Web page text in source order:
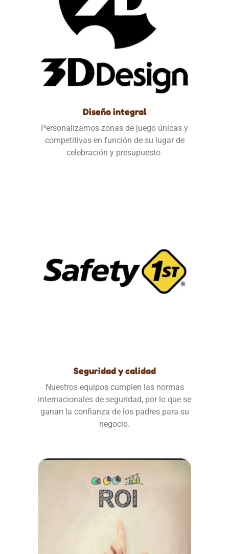
Diseño integral
Personalizamos zonas de juego únicas y
competitivas en función de su lugar de
celebración y presupuesto.
Seguridad y calidad
Nuestros equipos cumplen las normas
internacionales de seguridad, por lo que se
ganan la confianza de los padres para su
negocio.